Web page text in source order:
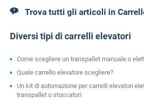
Trova tutti gli articoli in
Diversi tipi di carrelli elevatori
Come scegliere un transpallet manuale o
Quale carrello elevatore scegliere?
Un kit di automazione per carrelli elevatori
transpallet o stoccatori